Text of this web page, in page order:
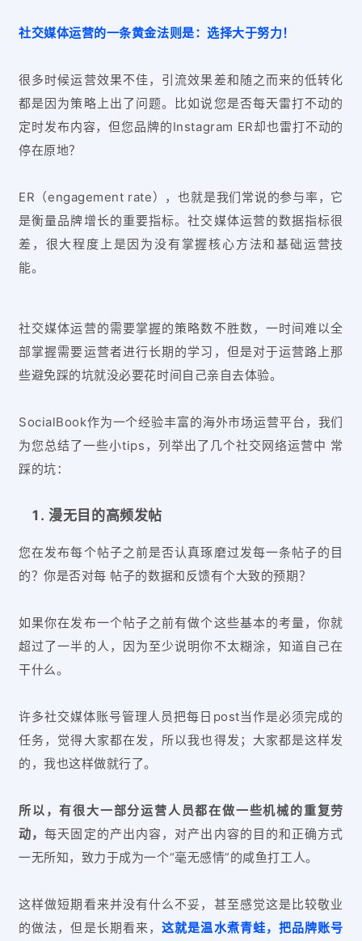
社交媒体运营的一条黄金法则是：选择大于努力！
很多时候运营效果不佳，引流效果差和随之而来的低转化
都是因为策略上出了问题。比如说您是否每天雷打不动的
定时发布内容，但您品牌的Instagram ER却也雷打不动的
停在原地？
ER（engagement rate），也就是我们常说的参与率，它
是衡量品牌增长的重要指标。社交媒体运营的数据指标很
差，很大程度上是因为没有掌握核心方法和基础运营技
能。
社交媒体运营的需要掌握的策略数不胜数，一时间难以全
部掌握需要运营者进行长期的学习，但是对于运营路上那
些避免踩的坑就没必要花时间自己亲自去体验。
SocialBook作为一个经验丰富的海外市场运营平台，我们
为您总结了一些小tips，列举出了几个社交网络运营中 常
踩的坑：
漫无目的高频发帖
您在发布每个帖子之前是否认真琢磨过发每一条帖子的目
的？你是否对每 帖子的数据和反馈有个大致的预期？
如果你在发布一个帖子之前有做个这些基本的考量，你就
超过了一半的人，因为至少说明你不太糊涂，知道自己在
干什么。
许多社交媒体账号管理人员把每日post当作是必须完成的
任务，觉得大家都在发，所以我也得发；大家都是这样发
的，我也这样做就行了。
所以，有很大一部分运营人员都在做一些机械的重复劳
动，每天固定的产出内容，对产出内容的目的和正确方式
一无所知，致力于成为一个“毫无感情”的咸鱼打工人。
这样做短期看来并没有什么不妥，甚至感觉这是比较敬业
的做法，但是长期看来，这就是温水煮青蛙，把品牌账号